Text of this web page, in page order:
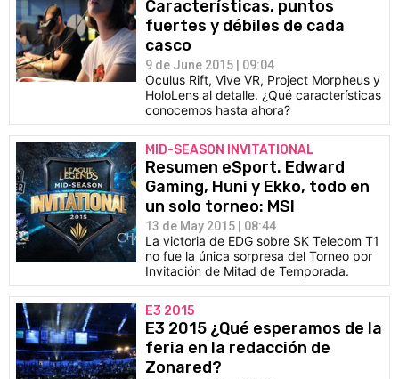
Características, puntos
fuertes y débiles de cada
casco
9 de June 2015 | 09:04
Oculus Rift, Vive VR, Project Morpheus y
HoloLens al detalle. ¿Qué características
conocemos hasta ahora?
MID-SEASON INVITATIONAL
Resumen eSport. Edward
Gaming, Huni y Ekko, todo en
un solo torneo: MSI
13 de May 2015 | 08:44
La victoria de EDG sobre SK Telecom T1
no fue la única sorpresa del Torneo por
Invitación de Mitad de Temporada.
E3 2015
E3 2015 ¿Qué esperamos de la
feria en la redacción de
Zonared?